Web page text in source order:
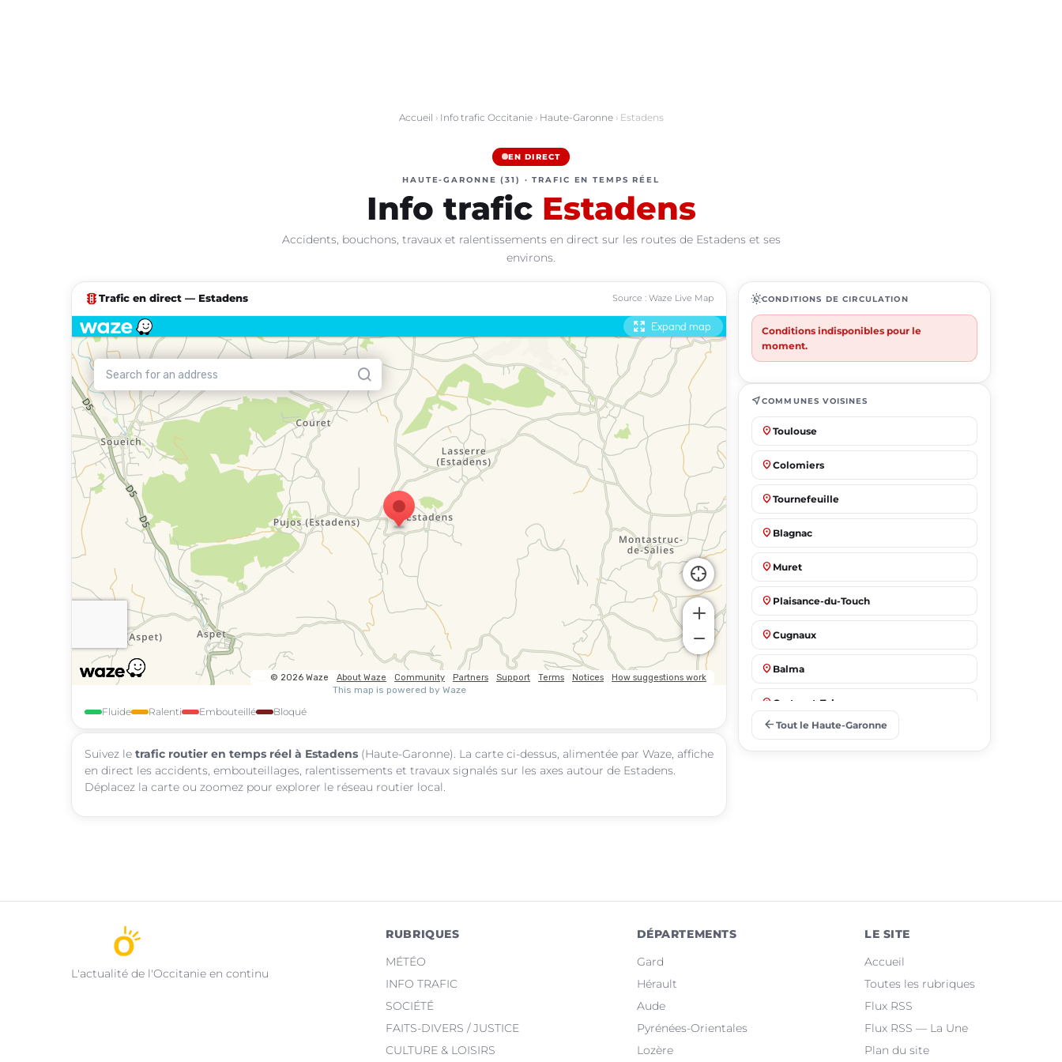
Accueil › Info trafic Occitanie› Haute-Garonne› Estadens
EN DIRECT
HAUTE-GARONNE (31) · TRAFIC EN TEMPS RÉEL
Info trafic Estadens
Accidents, bouchons, travaux et ralentissements en direct sur les routes de Estadens et ses
environs.
traffic Trafic en direct — Estadens Source : Waze Live Map
Fluide Ralenti Embouteillé Bloqué
Suivez le trafic routier en temps réel à Estadens (Haute-Garonne). La carte ci-dessus, alimentée par Waze, affiche
en direct les accidents, embouteillages, ralentissements et travaux signalés sur les axes autour de Estadens.
Déplacez la carte ou zoomez pour explorer le réseau routier local.
routineCONDITIONS DE CIRCULATION
Conditions indisponibles pour le
moment.
near_meCOMMUNES VOISINES
place Toulouse
place Colomiers
place Tournefeuille
place Blagnac
place Muret
place Plaisance-du-Touch
place Cugnaux
place Balma
place Castanet-Tolosan
arrow_back Tout le Haute-Garonne
L'actualité de l'Occitanie en continu
RUBRIQUES
MÉTÉO
INFO TRAFIC
SOCIÉTÉ
FAITS-DIVERS / JUSTICE
CULTURE & LOISIRS
DÉPARTEMENTS
Gard
Hérault
Aude
Pyrénées-Orientales
Lozère
LE SITE
Accueil
Toutes les rubriques
Flux RSS
Flux RSS — La Une
Plan du site